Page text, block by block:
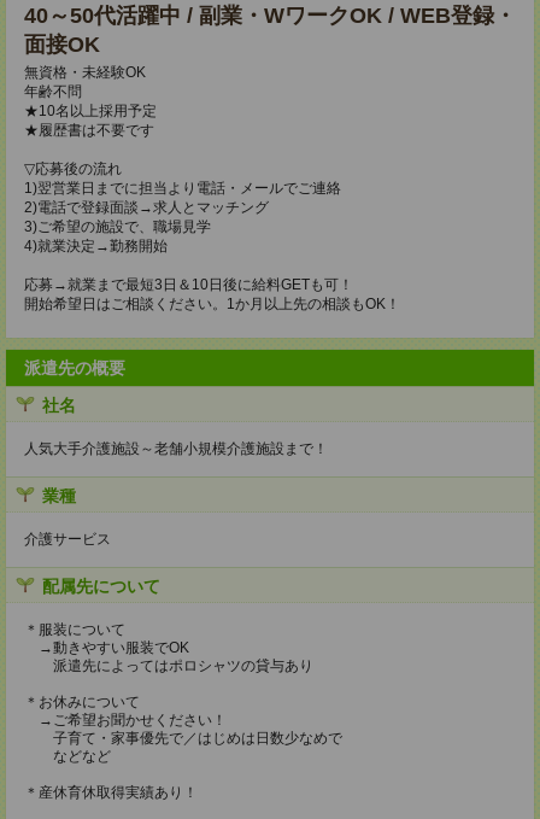
40～50代活躍中 / 副業・WワークOK / WEB登録・
面接OK
無資格・未経験OK
年齢不問
★10名以上採用予定
★履歴書は不要です
▽応募後の流れ
1)翌営業日までに担当より電話・メールでご連絡
2)電話で登録面談→求人とマッチング
3)ご希望の施設で、職場見学
4)就業決定→勤務開始
応募→就業まで最短3日＆10日後に給料GETも可！
開始希望日はご相談ください。1か月以上先の相談もOK！
派遣先の概要
社名
人気大手介護施設～老舗小規模介護施設まで！
業種
介護サービス
配属先について
＊服装について
→動きやすい服装でOK
派遣先によってはポロシャツの貸与あり
＊お休みについて
→ご希望お聞かせください！
子育て・家事優先で／はじめは日数少なめで
などなど
＊産休育休取得実績あり！